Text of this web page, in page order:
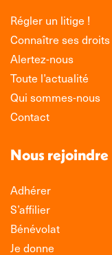
Régler un litige !
Connaître ses droits
Alertez-nous
Toute l’actualité
Qui sommes-nous
Contact
Nous rejoindre
Adhérer
S’affilier
Bénévolat
Je donne